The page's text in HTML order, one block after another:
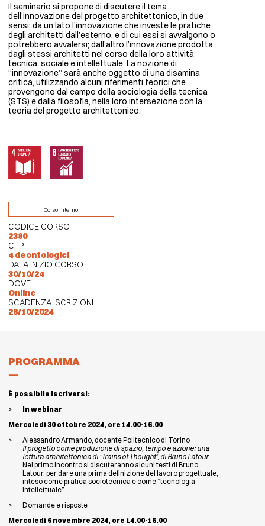
Il seminario si propone di discutere il tema
dell’innovazione del progetto architettonico, in due
sensi: da un lato l’innovazione che investe le pratiche
degli architetti dall’esterno, e di cui essi si avvalgono o
potrebbero avvalersi; dall’altro l’innovazione prodotta
dagli stessi architetti nel corso della loro attività
tecnica, sociale e intellettuale. La nozione di
“innovazione” sarà anche oggetto di una disamina
critica, utilizzando alcuni riferimenti teorici che
provengono dal campo della sociologia della tecnica
(STS) e dalla filosofia, nella loro intersezione con la
teoria del progetto architettonico.
Corso interno
CODICE CORSO
2380
CFP
4 deontologici
DATA INIZIO CORSO
30/10/24
DOVE
Online
SCADENZA ISCRIZIONI
28/10/2024
PROGRAMMA
È possibile iscriversi:
In webinar
Mercoledì 30 ottobre 2024, ore 14.00-16.00
Alessandro Armando, docente Politecnico di Torino
Il progetto come produzione di spazio, tempo e azione: una
lettura architettonica di ‘Trains of Thought’, di Bruno Latour.
Nel primo incontro si discuteranno alcuni testi di Bruno
Latour, per dare una prima definizione del lavoro progettuale,
inteso come pratica sociotecnica e come “tecnologia
intellettuale”.
Domande e risposte
Mercoledì 6 novembre 2024, ore 14.00-16.00